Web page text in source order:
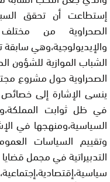
إستطاعت أن تحقق
الصحراوية من مختلف
والإيديولوجية،وهي
الشباب الموازية للشؤون
الصحراوية حول مشروع
ينسى الإشارة إلى
في ظل ثوابت
السياسية،ومنهجها في
وتقييم السياسات
التدبيراتية في مجمل
سياسية،إقتصادية،إجتماعية،